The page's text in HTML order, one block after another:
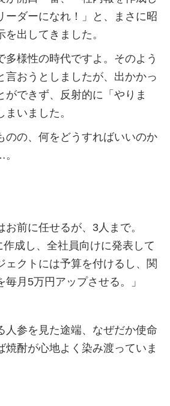
ーダーになれ！」と、まさに昭
出してきました。
多様性の時代ですよ。そのよう
おうとしましたが、出かかっ
ができず、反射的に「やりま
いました。
のの、何をどうすればいいのか
お前に任せるが、3人まで。
成し、全社員向けに発表して
ェクトには予算を付けるし、関
月5万円アップさせる。」
人参を見た途端、なぜだか使命
焼酎が心地よく染み渡っていま